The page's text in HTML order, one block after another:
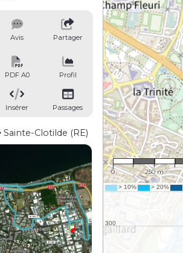
Avis Partager
PDF A0 Profil
Insérer Passages
Sainte-Clotilde (RE)
1 : 13,045
0 250 m